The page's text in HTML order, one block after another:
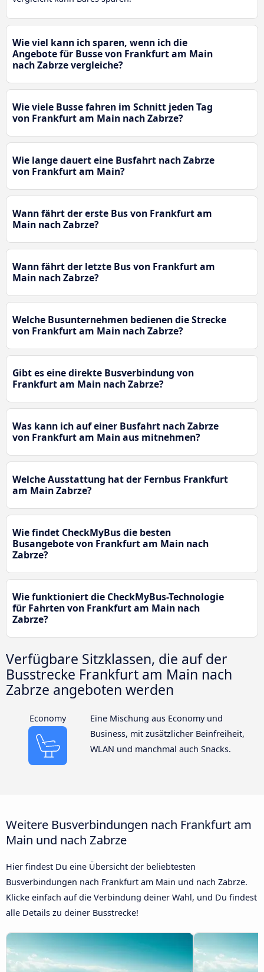
Wie viel kann ich sparen, wenn ich die
Angebote für Busse von Frankfurt am Main
nach Zabrze vergleiche?
Wie viele Busse fahren im Schnitt jeden Tag
von Frankfurt am Main nach Zabrze?
Wie lange dauert eine Busfahrt nach Zabrze
von Frankfurt am Main?
Wann fährt der erste Bus von Frankfurt am
Main nach Zabrze?
Wann fährt der letzte Bus von Frankfurt am
Main nach Zabrze?
Welche Busunternehmen bedienen die Strecke
von Frankfurt am Main nach Zabrze?
Gibt es eine direkte Busverbindung von
Frankfurt am Main nach Zabrze?
Was kann ich auf einer Busfahrt nach Zabrze
von Frankfurt am Main aus mitnehmen?
Welche Ausstattung hat der Fernbus Frankfurt
am Main Zabrze?
Wie findet CheckMyBus die besten
Busangebote von Frankfurt am Main nach
Zabrze?
Wie funktioniert die CheckMyBus-Technologie
für Fahrten von Frankfurt am Main nach
Zabrze?
Verfügbare Sitzklassen, die auf der
Busstrecke Frankfurt am Main nach
Zabrze angeboten werden
Economy
Eine Mischung aus Economy und
Business, mit zusätzlicher Beinfreiheit,
WLAN und manchmal auch Snacks.
Weitere Busverbindungen nach Frankfurt am
Main und nach Zabrze
Hier findest Du eine Übersicht der beliebtesten
Busverbindungen nach Frankfurt am Main und nach Zabrze.
Klicke einfach auf die Verbindung deiner Wahl, und Du findest
alle Details zu deiner Busstrecke!